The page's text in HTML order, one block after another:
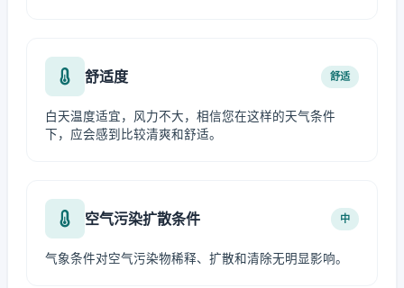
舒适度 舒适
白天温度适宜，风力不大，相信您在这样的天气条件
下，应会感到比较清爽和舒适。
空气污染扩散条件 中
气象条件对空气污染物稀释、扩散和清除无明显影响。